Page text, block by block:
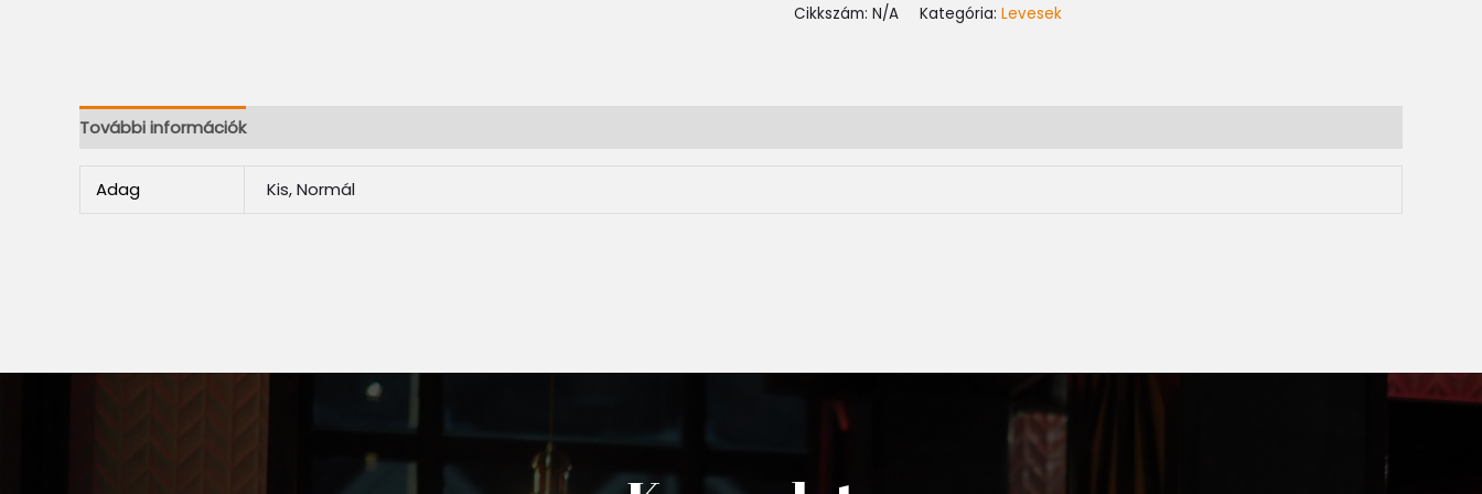
Cikkszám: N/A Kategória: Levesek
További információk
Adag Kis, Normál